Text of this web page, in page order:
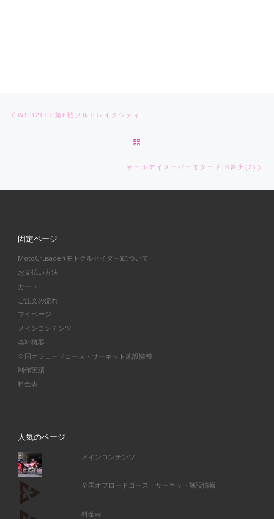
Post navigation
WSB2008第6戦ソルトレイクシティ
オールデイスーパーモタードIN舞洲(2)
固定ページ
MotoCrusader(モトクルセイダー)について
お支払い方法
カート
ご注文の流れ
マイページ
メインコンテンツ
会社概要
全国オフロードコース・サーキット施設情報
制作実績
料金表
人気のページ
メインコンテンツ
全国オフロードコース・サーキット施設情報
料金表